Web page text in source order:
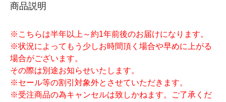
商品説明
※こちらは半年以上～約1年前後のお届けになります。
※状況によってもう少しお時間頂く場合や早めに上がる
場合がございます。
その際は別途お知らせいたします。
※セール等の割引対象外とさせていただきます。
※受注商品の為キャンセルは致しかねます。ご了承くだ